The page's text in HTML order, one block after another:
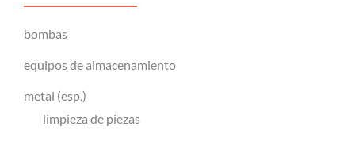
bombas
equipos de almacenamiento
metal (esp.)
limpieza de piezas